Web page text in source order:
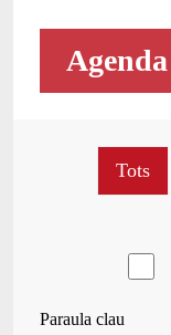
Agenda
Paraula clau